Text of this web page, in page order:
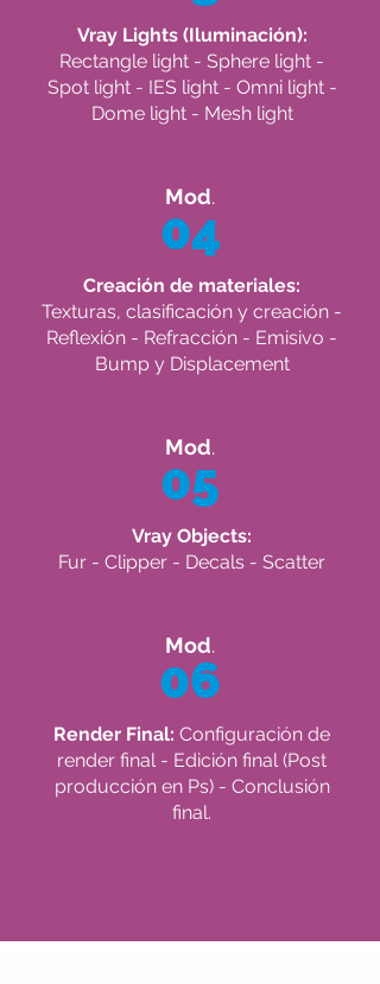
Vray Lights (Iluminación):
Rectangle light - Sphere light -
Spot light - IES light - Omni light -
Dome light - Mesh light
04
Mod.
Creación de materiales:
Texturas, clasificación y creación -
Reflexión - Refracción - Emisivo -
Bump y Displacement
05
Mod.
Vray Objects:
Fur - Clipper - Decals - Scatter
06
Mod.
Render Final: Configuración de
render final - Edición final (Post
producción en Ps) - Conclusión
final.